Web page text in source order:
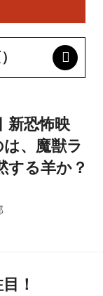
新恐怖映
、魔獣ラ
する羊か？
！